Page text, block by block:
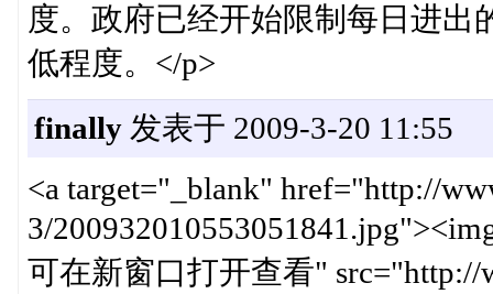
度。政府已经开始限制每日进出
低程度。</p>
finally发表于 2009-3-20 11:55
<a target="_blank" href="http://
3/
可在新窗口打开查看" src="http://